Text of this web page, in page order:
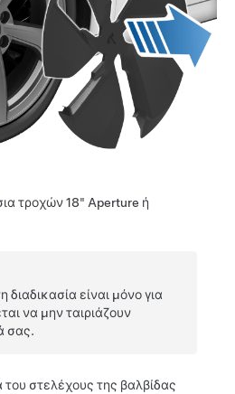
τροχών 18" Aperture ή
διαδικασία είναι μόνο για
να μην ταιριάζουν
σας.
του στελέχους της βαλβίδας